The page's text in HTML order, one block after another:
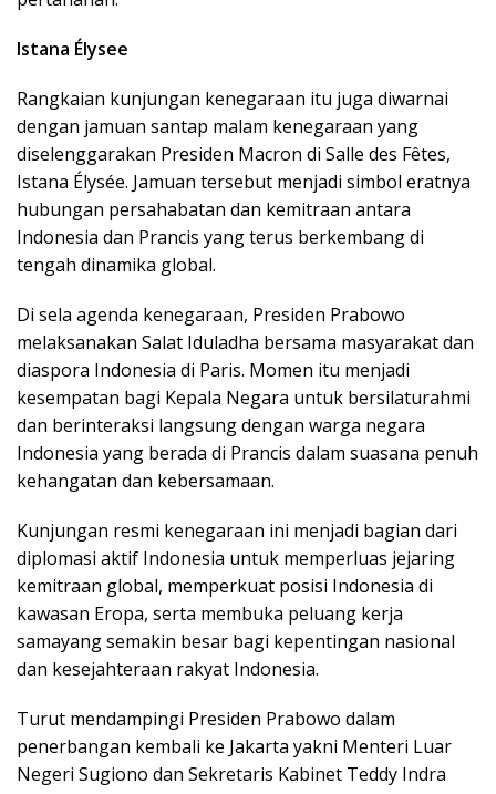
Istana Élysee
Rangkaian kunjungan kenegaraan itu juga diwarnai
dengan jamuan santap malam kenegaraan yang
diselenggarakan Presiden Macron di Salle des Fêtes,
Istana Élysée. Jamuan tersebut menjadi simbol eratnya
hubungan persahabatan dan kemitraan antara
Indonesia dan Prancis yang terus berkembang di
tengah dinamika global.
Di sela agenda kenegaraan, Presiden Prabowo
melaksanakan Salat Iduladha bersama masyarakat dan
diaspora Indonesia di Paris. Momen itu menjadi
kesempatan bagi Kepala Negara untuk bersilaturahmi
dan berinteraksi langsung dengan warga negara
Indonesia yang berada di Prancis dalam suasana penuh
kehangatan dan kebersamaan.
Kunjungan resmi kenegaraan ini menjadi bagian dari
diplomasi aktif Indonesia untuk memperluas jejaring
kemitraan global, memperkuat posisi Indonesia di
kawasan Eropa, serta membuka peluang kerja
samayang semakin besar bagi kepentingan nasional
dan kesejahteraan rakyat Indonesia.
Turut mendampingi Presiden Prabowo dalam
penerbangan kembali ke Jakarta yakni Menteri Luar
Negeri Sugiono dan Sekretaris Kabinet Teddy Indra